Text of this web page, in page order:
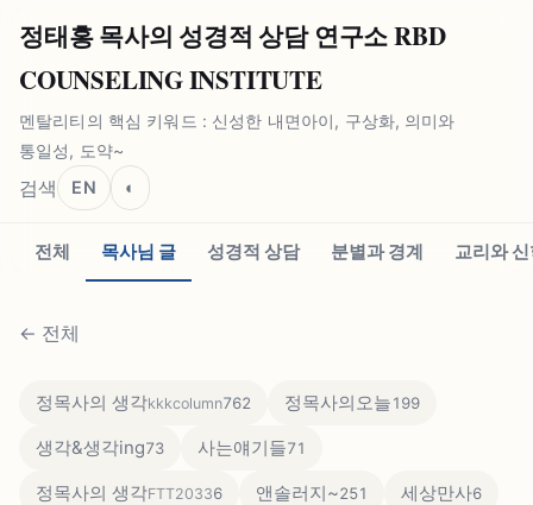
정태홍 목사의 성경적 상담 연구소 RBD
COUNSELING INSTITUTE
멘탈리티의 핵심 키워드 : 신성한 내면아이, 구상화, 의미와
통일성, 도약~
검색 EN ◐
전체 목사님 글 성경적 상담 분별과 경계 교리와
← 전체
정목사의 생각kkkcolumn762 정목사의오늘199
생각&생각ing73 사는얘기들71
정목사의 생각FTT20336 앤솔러지~251 세상만사6